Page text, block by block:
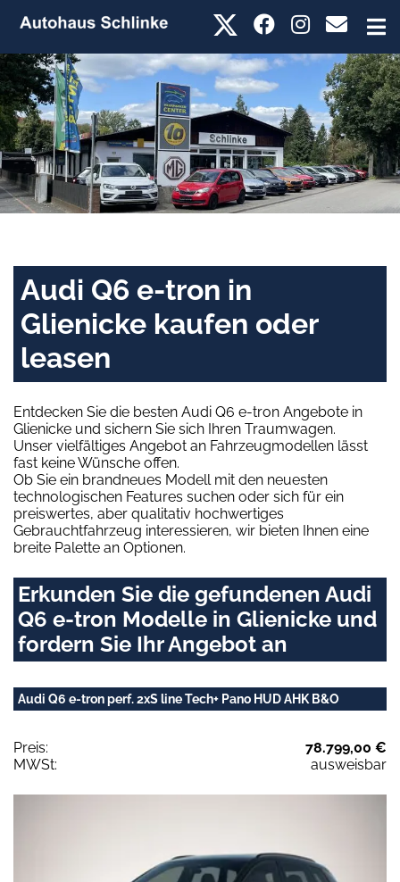
Audi Q6 e-tron in
Glienicke kaufen oder
leasen
Entdecken Sie die besten Audi Q6 e-tron Angebote in
Glienicke und sichern Sie sich Ihren Traumwagen.
Unser vielfältiges Angebot an Fahrzeugmodellen lässt
fast keine Wünsche offen.
Ob Sie ein brandneues Modell mit den neuesten
technologischen Features suchen oder sich für ein
preiswertes, aber qualitativ hochwertiges
Gebrauchtfahrzeug interessieren, wir bieten Ihnen eine
breite Palette an Optionen.
Erkunden Sie die gefundenen Audi
Q6 e-tron Modelle in Glienicke und
fordern Sie Ihr Angebot an
Audi Q6 e-tron perf. 2xS line Tech+ Pano HUD AHK B&O
Preis:
78.799,00 €
MWSt:
ausweisbar